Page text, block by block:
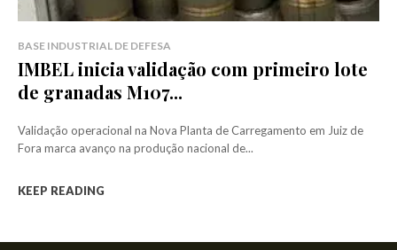
BASE INDUSTRIAL DE DEFESA
IMBEL inicia validação com primeiro lote
de granadas M107...
Validação operacional na Nova Planta de Carregamento em Juiz de
Fora marca avanço na produção nacional de...
KEEP READING